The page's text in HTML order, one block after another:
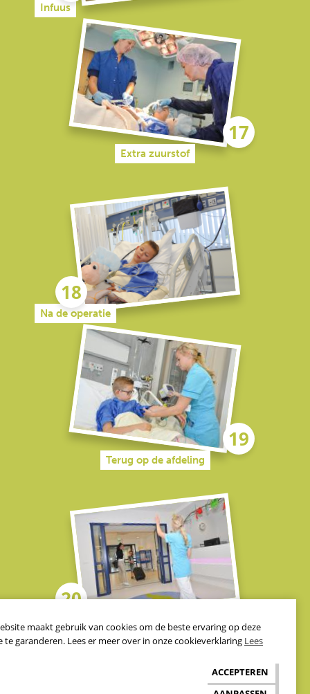
maakt gebruik van cookies om de beste ervaring op deze
te garanderen. Lees er meer over in onze cookieverklaring Lees
ACCEPTEREN
Infuus
Extra zuurstof
Na de operatie
Terug op de afdeling